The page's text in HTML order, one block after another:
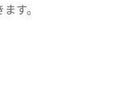
す。